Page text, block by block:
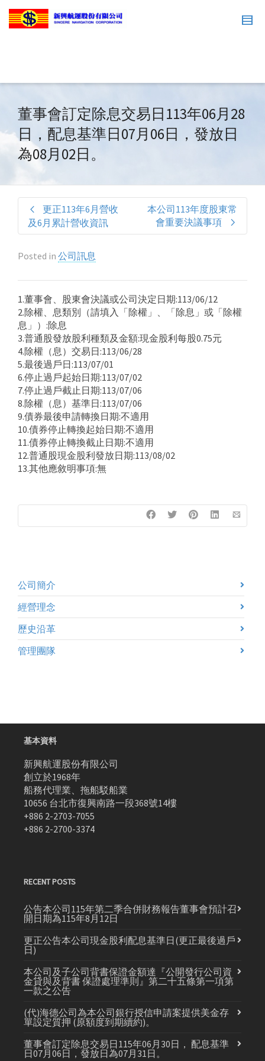
董事會訂定除息交易日113年06月28
日，配息基準日07月06日，發放日
為08月02日。
更正113年6月營收
及6月累計營收資訊
本公司113年度股東常
會重要決議事項
Posted in 公司訊息
1.董事會、股東會決議或公司決定日期:113/06/12
2.除權、息類別（請填入「除權」、「除息」或「除權
息」）:除息
3.普通股發放股利種類及金額:現金股利每股0.75元
4.除權（息）交易日:113/06/28
5.最後過戶日:113/07/01
6.停止過戶起始日期:113/07/02
7.停止過戶截止日期:113/07/06
8.除權（息）基準日:113/07/06
9.債券最後申請轉換日期:不適用
10.債券停止轉換起始日期:不適用
11.債券停止轉換截止日期:不適用
12.普通股現金股利發放日期:113/08/02
13.其他應敘明事項:無
公司簡介
經營理念
歷史沿革
管理團隊
基本資料
新興航運股份有限公司
創立於1968年
船務代理業、拖船駁船業
10656 台北市復興南路一段368號14樓
+886 2-2703-7055
+886 2-2700-3374
RECENT POSTS
公告本公司115年第二季合併財務報告董事會預計召
開日期為115年8月12日
更正公告本公司現金股利配息基準日(更正最後過戶
日)
本公司及子公司背書保證金額達『公開發行公司資
金貸與及背書 保證處理準則』第二十五條第一項第
一款之公告
(代)海德公司為本公司銀行授信申請案提供美金存
單設定質押 (原額度到期續約)。
董事會訂定除息交易日115年06月30日， 配息基準
日07月06日，發放日為07月31日。